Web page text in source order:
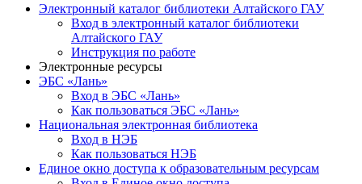
Электронный каталог библиотеки Алтайского ГАУ
Вход в электронный каталог библиотеки
Алтайского ГАУ
Инструкция по работе
Электронные ресурсы
ЭБС «Лань»
Вход в ЭБС «Лань»
Как пользоваться ЭБС «Лань»
Национальная электронная библиотека
Вход в НЭБ
Как пользоваться НЭБ
Единое окно доступа к образовательным ресурсам